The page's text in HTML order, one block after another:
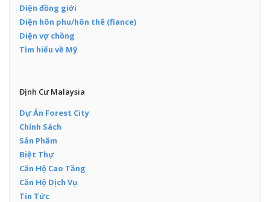
Diện đồng giới
Diện hôn phu/hôn thê (fiance)
Diện vợ chồng
Tìm hiểu về Mỹ
Định Cư Malaysia
Dự Án Forest City
Chính Sách
Sản Phẩm
Biệt Thự
Căn Hộ Cao Tầng
Căn Hộ Dịch Vụ
Tin Tức